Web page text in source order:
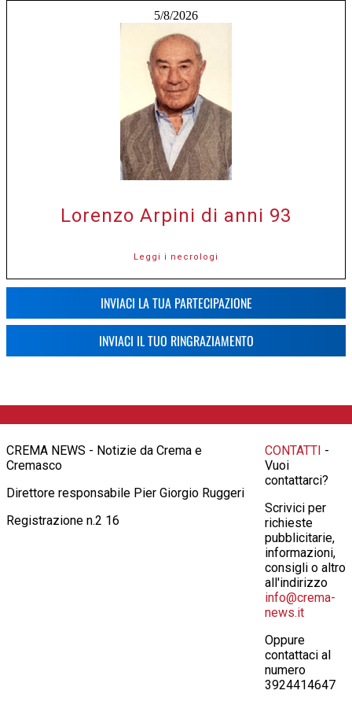
5/8/2026
Lorenzo Arpini di anni 93
Leggi i necrologi
INVIACI LA TUA PARTECIPAZIONE
INVIACI IL TUO RINGRAZIAMENTO
CREMA NEWS - Notizie da Crema e
Cremasco
Direttore responsabile Pier Giorgio Ruggeri
Registrazione n.2 16
CONTATTI -
Vuoi
contattarci?
Scrivici per
richieste
pubblicitarie,
informazioni,
consigli o altro
all'indirizzo
info@crema-
news.it
Oppure
contattaci al
numero
3924414647